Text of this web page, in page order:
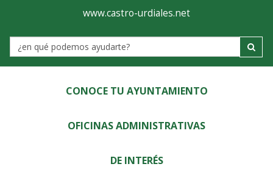
Ayuntamiento
de
Castro-
Urdiales
www.castro-urdiales.net
Label
CONOCE TU AYUNTAMIENTO
OFICINAS ADMINISTRATIVAS
DE INTERÉS